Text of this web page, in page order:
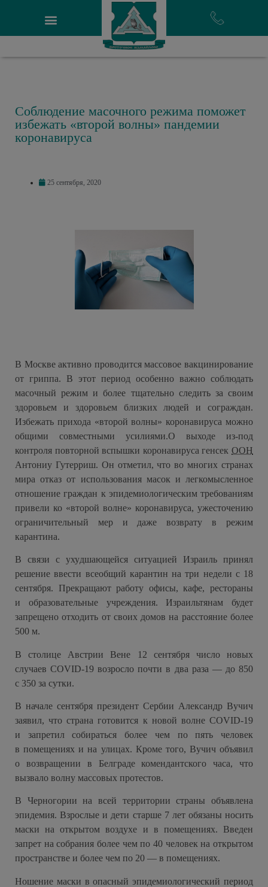
Соблюдение масочного режима поможет
избежать «второй волны» пандемии
коронавируса
25 сентября, 2020
В Москве активно проводится массовое вакцинирование
от гриппа. В этот период особенно важно соблюдать
масочный режим и более тщательно следить за своим
здоровьем и здоровьем близких людей и сограждан.
Избежать прихода «второй волны» коронавируса можно
общими совместными усилиями.О выходе из-под
контроля повторной вспышки коронавируса генсек ООН
Антониу Гутерриш. Он отметил, что во многих странах
мира отказ от использования масок и легкомысленное
отношение граждан к эпидемиологическим требованиям
привели ко «второй волне» коронавируса, ужесточению
ограничительный мер и даже возврату в режим
карантина.
В связи с ухудшающейся ситуацией Израиль принял
решение ввести всеобщий карантин на три недели с 18
сентября. Прекращают работу офисы, кафе, рестораны
и образовательные учреждения. Израильтянам будет
запрещено отходить от своих домов на расстояние более
500 м.
В столице Австрии Вене 12 сентября число новых
случаев COVID-19 возросло почти в два раза — до 850
с 350 за сутки.
В начале сентября президент Сербии Александр Вучич
заявил, что страна готовится к новой волне COVID-19
и запретил собираться более чем по пять человек
в помещениях и на улицах. Кроме того, Вучич объявил
о возвращении в Белграде комендантского часа, что
вызвало волну массовых протестов.
В Черногории на всей территории страны объявлена
эпидемия. Взрослые и дети старше 7 лет обязаны носить
маски на открытом воздухе и в помещениях. Введен
запрет на собрания более чем по 40 человек на открытом
пространстве и более чем по 20 — в помещениях.
Ношение маски в опасный эпидемиологический период